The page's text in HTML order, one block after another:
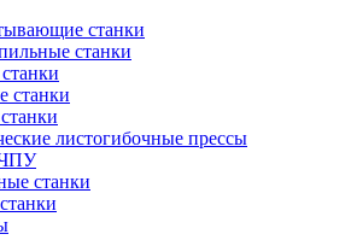
станки
станки
станки
листогибочные прессы
станки